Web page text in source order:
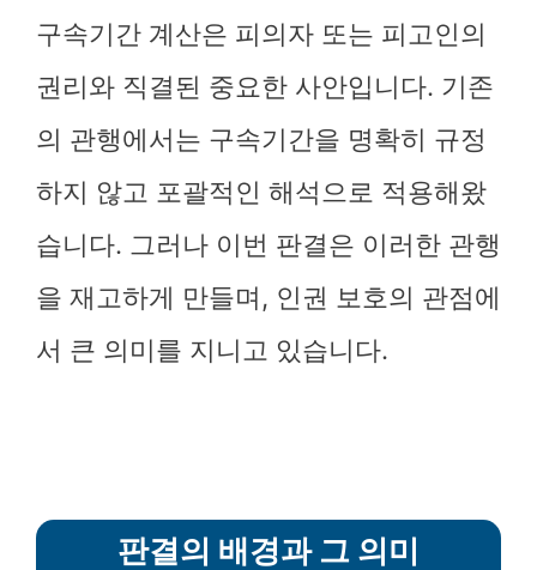
구속기간 계산은 피의자 또는 피고인의
권리와 직결된 중요한 사안입니다. 기존
의 관행에서는 구속기간을 명확히 규정
하지 않고 포괄적인 해석으로 적용해왔
습니다. 그러나 이번 판결은 이러한 관행
을 재고하게 만들며, 인권 보호의 관점에
서 큰 의미를 지니고 있습니다.
판결의 배경과 그 의미